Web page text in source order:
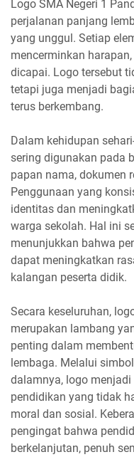
Logo SMA Negeri 1
perjalanan panjang
yang unggul. Setiap
mencerminkan
dicapai. Logo tersebut
tetapi juga menjadi
terus berkembang.
Dalam kehidupan
sering digunakan pada
papan nama, dokumen
Penggunaan yang
identitas dan
warga sekolah. Hal ini
menunjukkan bahwa
dapat meningkatkan
kalangan peserta didik.
Secara keseluruhan,
merupakan lambang
penting dalam
lembaga. Melalui
dalamnya, logo
pendidikan yang tidak
moral dan sosial.
pengingat bahwa
berkelanjutan, penuh